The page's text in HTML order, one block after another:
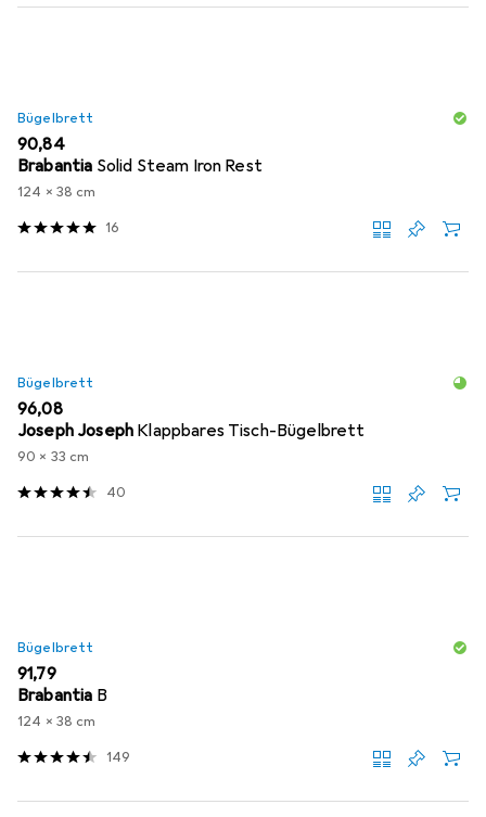
Bügelbrett
EUR
90,84
Brabantia Solid Steam Iron Rest
124 x 38 cm
16
Bügelbrett
EUR
96,08
Joseph Joseph Klappbares Tisch-Bügelbrett
90 x 33 cm
40
Bügelbrett
EUR
91,79
Brabantia B
124 x 38 cm
149